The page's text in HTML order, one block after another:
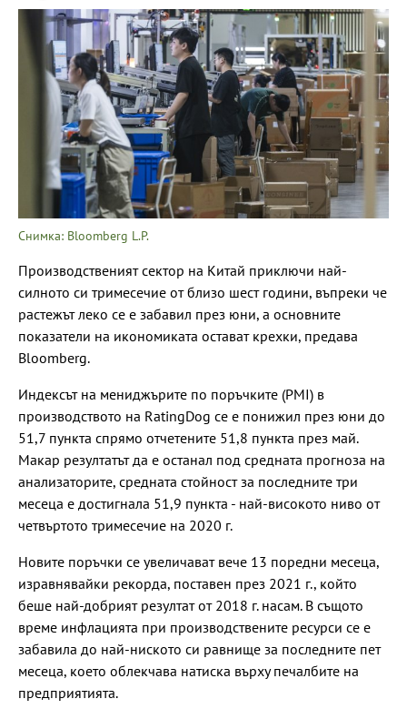
Снимка: Bloomberg L.P.
Производственият сектор на Китай приключи най-
силното си тримесечие от близо шест години, въпреки че
растежът леко се е забавил през юни, а основните
показатели на икономиката остават крехки, предава
Bloomberg.
Индексът на мениджърите по поръчките (PMI) в
производството на RatingDog се е понижил през юни до
51,7 пункта спрямо отчетените 51,8 пункта през май.
Макар резултатът да е останал под средната прогноза на
анализаторите, средната стойност за последните три
месеца е достигнала 51,9 пункта - най-високото ниво от
четвъртото тримесечие на 2020 г.
Новите поръчки се увеличават вече 13 поредни месеца,
изравнявайки рекорда, поставен през 2021 г., който
беше най-добрият резултат от 2018 г. насам. В същото
време инфлацията при производствените ресурси се е
забавила до най-ниското си равнище за последните пет
месеца, което облекчава натиска върху печалбите на
предприятията.